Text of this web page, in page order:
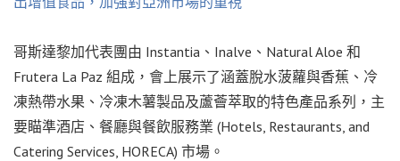
哥斯達黎加代表團由 Instantia、Inalve、Natural Aloe 和
Frutera La Paz 組成，會上展示了涵蓋脫水菠蘿與香蕉、冷
凍熱帶水果、冷凍木薯製品及蘆薈萃取的特色產品系列，主
要瞄準酒店、餐廳與餐飲服務業 (Hotels, Restaurants, and
Catering Services, HORECA) 市場。